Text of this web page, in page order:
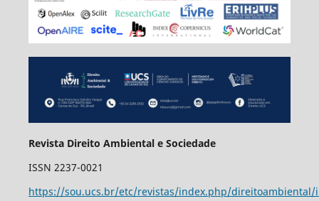
Revista Direito Ambiental e Sociedade
ISSN 2237-0021
https://sou.ucs.br/etc/revistas/index.php/direitoambiental/